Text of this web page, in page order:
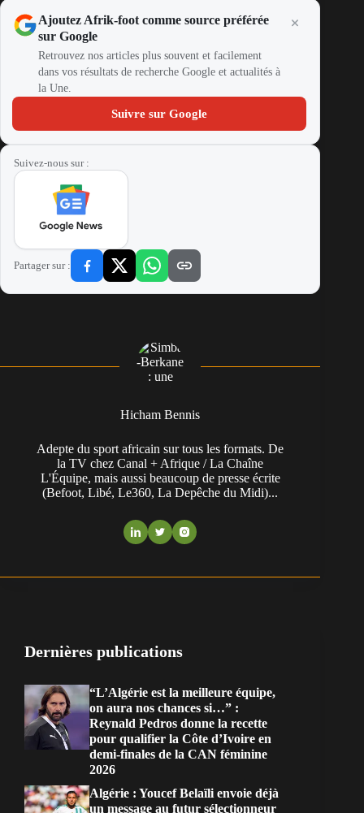
Ajoutez Afrik-foot comme source préférée
sur Google
Retrouvez nos articles plus souvent et facilement
dans vos résultats de recherche Google et actualités à
la Une.
Suivre sur Google
Suivez-nous sur :
Partager sur :
Hicham Bennis
Adepte du sport africain sur tous les formats. De
la TV chez Canal + Afrique / La Chaîne
L'Équipe, mais aussi beaucoup de presse écrite
(Befoot, Libé, Le360, La Depêche du Midi)...
Dernières publications
“L’Algérie est la meilleure équipe,
on aura nos chances si…” :
Reynald Pedros donne la recette
pour qualifier la Côte d’Ivoire en
demi-finales de la CAN féminine
2026
Algérie : Youcef Belaïli envoie déjà
un message au futur sélectionneur